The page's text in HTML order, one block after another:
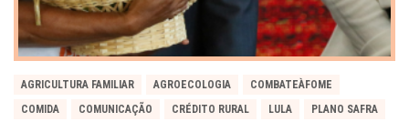
AGRICULTURA FAMILIAR AGROECOLOGIA
COMBATEÀFOME
COMIDA
COMUNICAÇÃO CRÉDITO RURAL LULA PLANO SAFRA